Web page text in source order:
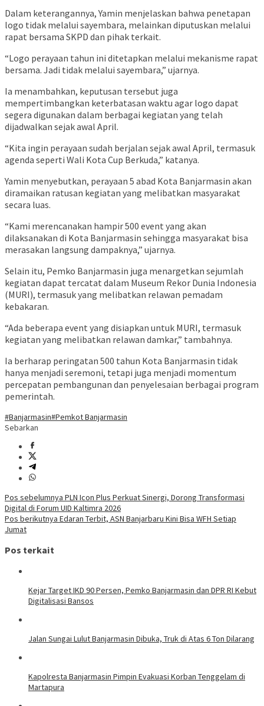
Dalam keterangannya, Yamin menjelaskan bahwa penetapan
logo tidak melalui sayembara, melainkan diputuskan melalui
rapat bersama SKPD dan pihak terkait.
“Logo perayaan tahun ini ditetapkan melalui mekanisme rapat
bersama. Jadi tidak melalui sayembara,” ujarnya.
Ia menambahkan, keputusan tersebut juga
mempertimbangkan keterbatasan waktu agar logo dapat
segera digunakan dalam berbagai kegiatan yang telah
dijadwalkan sejak awal April.
“Kita ingin perayaan sudah berjalan sejak awal April, termasuk
agenda seperti Wali Kota Cup Berkuda,” katanya.
Yamin menyebutkan, perayaan 5 abad Kota Banjarmasin akan
diramaikan ratusan kegiatan yang melibatkan masyarakat
secara luas.
“Kami merencanakan hampir 500 event yang akan
dilaksanakan di Kota Banjarmasin sehingga masyarakat bisa
merasakan langsung dampaknya,” ujarnya.
Selain itu, Pemko Banjarmasin juga menargetkan sejumlah
kegiatan dapat tercatat dalam Museum Rekor Dunia Indonesia
(MURI), termasuk yang melibatkan relawan pemadam
kebakaran.
“Ada beberapa event yang disiapkan untuk MURI, termasuk
kegiatan yang melibatkan relawan damkar,” tambahnya.
Ia berharap peringatan 500 tahun Kota Banjarmasin tidak
hanya menjadi seremoni, tetapi juga menjadi momentum
percepatan pembangunan dan penyelesaian berbagai program
pemerintah.
#Banjarmasin#Pemkot Banjarmasin
Sebarkan
Navigasi
pos
Pos sebelumnya PLN Icon Plus Perkuat Sinergi, Dorong Transformasi
Digital di Forum UID Kaltimra 2026
Pos berikutnya Edaran Terbit, ASN Banjarbaru Kini Bisa WFH Setiap
Jumat
Pos terkait
Kejar Target IKD 90 Persen, Pemko Banjarmasin dan DPR RI Kebut
Digitalisasi Bansos
Jalan Sungai Lulut Banjarmasin Dibuka, Truk di Atas 6 Ton Dilarang
Kapolresta Banjarmasin Pimpin Evakuasi Korban Tenggelam di
Martapura